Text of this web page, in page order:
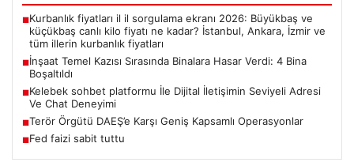
■Kurbanlık fiyatları il il sorgulama ekranı 2026: Büyükbaş ve
küçükbaş canlı kilo fiyatı ne kadar? İstanbul, Ankara, İzmir ve
tüm illerin kurbanlık fiyatları
■İnşaat Temel Kazısı Sırasında Binalara Hasar Verdi: 4 Bina
Boşaltıldı
■Kelebek sohbet platformu İle Dijital İletişimin Seviyeli Adresi
Ve Chat Deneyimi
■Terör Örgütü DAEŞ’e Karşı Geniş Kapsamlı Operasyonlar
■Fed faizi sabit tuttu